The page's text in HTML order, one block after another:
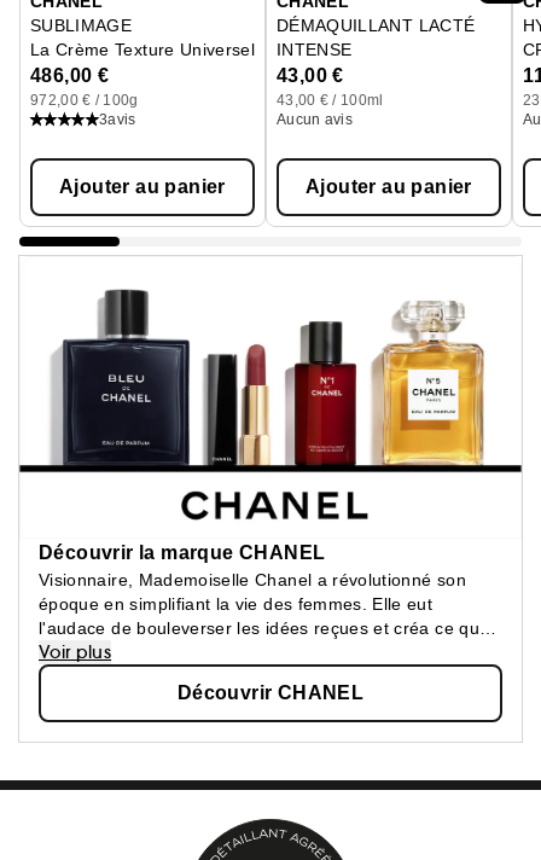
SUBLIMAGE
La Crème Texture Universelle
486,00 €
972,00 € / 100g
3avis
Ajouter au panier
DÉMAQUILLANT LACTÉ
INTENSE
Démaquillant Doux Yeux Et
43,00 €
43,00 € / 100ml
Aucun avis
Ajouter au panier
Découvrir la marque CHANEL
Visionnaire, Mademoiselle Chanel a révolutionné son
époque en simplifiant la vie des femmes. Elle eut
l'audace de bouleverser les idées reçues et créa ce que
les femmes attendaient : une beauté épurée, une
élégance confortable.
Voir plus
Découvrir CHANEL